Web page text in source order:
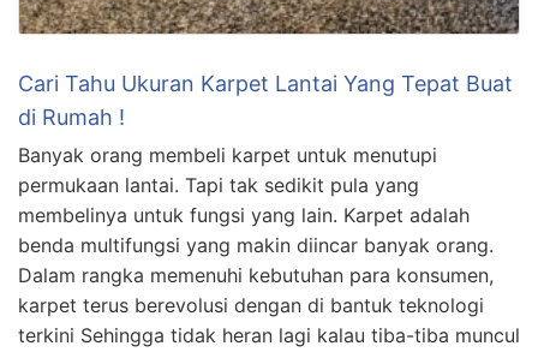
Cari Tahu Ukuran Karpet Lantai Yang Tepat Buat
di Rumah !
Banyak orang membeli karpet untuk menutupi
permukaan lantai. Tapi tak sedikit pula yang
membelinya untuk fungsi yang lain. Karpet adalah
benda multifungsi yang makin diincar banyak orang.
Dalam rangka memenuhi kebutuhan para konsumen,
karpet terus berevolusi dengan di bantuk teknologi
terkini Sehingga tidak heran lagi kalau tiba-tiba muncul